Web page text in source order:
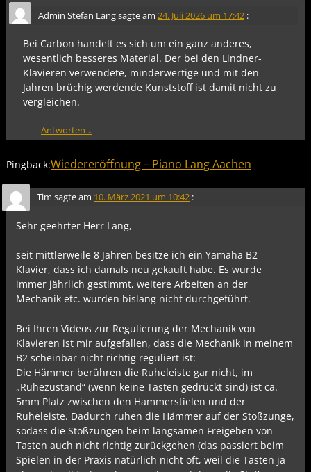
Admin Stefan Langsagte am 24. Juli 2026 um 17:42 :
Bei Carbon handelt es sich um ein ganz anderes,
wesentlich besseres Material. Der bei den Lindner-
Klavieren verwendete, minderwertige und mit den
Jahren brüchig werdende Kunststoff ist damit nicht zu
vergleichen.
Antworten ↓
Pingback:Wiedereröffnung – Piano Lang Aachen
Tim sagte am 10. März 2021 um 10:42 :
Sehr geehrter Herr Lang,
seit mittlerweile 8 Jahren besitze ich ein Yamaha B2
Klavier, dass ich damals neu gekauft habe. Es wurde
immer jährlich gestimmt, weitere Arbeiten an der
Mechanik etc. wurden bislang nicht durchgeführt.
Bei Ihren Videos zur Regulierung der Mechanik von
Klavieren ist mir aufgefallen, dass die Mechanik in meinem
B2 scheinbar nicht richtig reguliert ist:
Die Hämmer berühren die Ruheleiste gar nicht, im
„Ruhezustand“ (wenn keine Tasten gedrückt sind) ist ca.
5mm Platz zwischen den Hammerstielen und der
Ruheleiste. Dadurch ruhen die Hämmer auf der Stoßzunge,
sodass die Stoßzungen beim langsamen Freigeben von
Tasten auch nicht richtig zurückgehen (das passiert beim
Spielen in der Praxis natürlich nicht oft, weil die Tasten ja